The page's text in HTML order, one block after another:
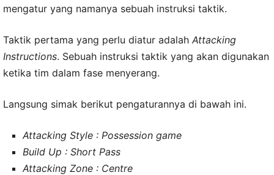
mengatur yang namanya sebuah instruksi taktik.
Taktik pertama yang perlu diatur adalah Attacking
Instructions. Sebuah instruksi taktik yang akan digunakan
ketika tim dalam fase menyerang.
Langsung simak berikut pengaturannya di bawah ini.
Attacking Style : Possession game
Build Up : Short Pass
Attacking Zone : Centre